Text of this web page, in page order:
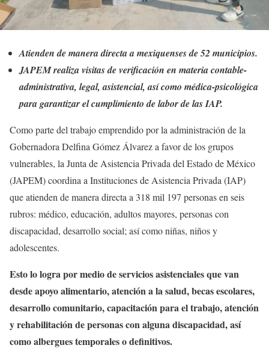
Atienden de manera directa a mexiquenses de 52 municipios.
JAPEM realiza visitas de verificación en materia contable-
administrativa, legal, asistencial, así como médica-psicológica
para garantizar el cumplimiento de labor de las IAP.
Como parte del trabajo emprendido por la administración de la
Gobernadora Delfina Gómez Álvarez a favor de los grupos
vulnerables, la Junta de Asistencia Privada del Estado de México
(JAPEM) coordina a Instituciones de Asistencia Privada (IAP)
que atienden de manera directa a 318 mil 197 personas en seis
rubros: médico, educación, adultos mayores, personas con
discapacidad, desarrollo social; así como niñas, niños y
adolescentes.
Esto lo logra por medio de servicios asistenciales que van
desde apoyo alimentario, atención a la salud, becas escolares,
desarrollo comunitario, capacitación para el trabajo, atención
y rehabilitación de personas con alguna discapacidad, así
como albergues temporales o definitivos.